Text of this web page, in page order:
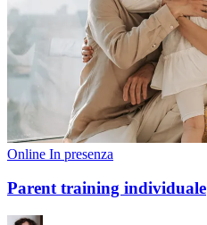
Online In presenza
Parent training individuale